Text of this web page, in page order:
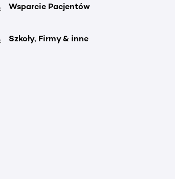
Wsparcie Pacjentów
Szkoły, Firmy & inne